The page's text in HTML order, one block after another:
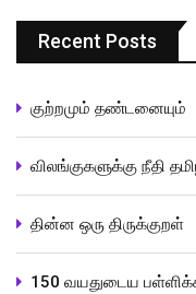
Recent Posts
குற்றமும் தண்டனையும்
விலங்குகளுக்கு நீதி
தின்ன ஒரு திருக்குறள்
150 வயதுடைய